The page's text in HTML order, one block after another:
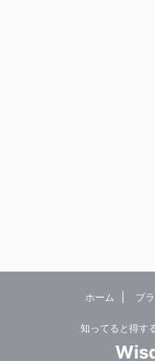
ホーム プ
知ってると得す